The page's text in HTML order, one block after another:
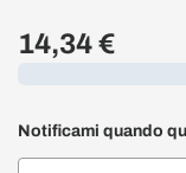
14,34 €
Notificami quando